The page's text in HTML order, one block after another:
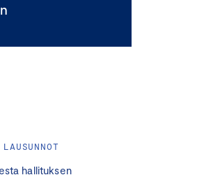
hallituksen